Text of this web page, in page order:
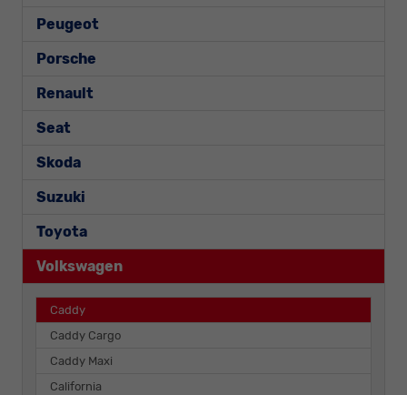
Peugeot
Porsche
Renault
Seat
Skoda
Suzuki
Toyota
Volkswagen
Caddy
Caddy Cargo
Caddy Maxi
California